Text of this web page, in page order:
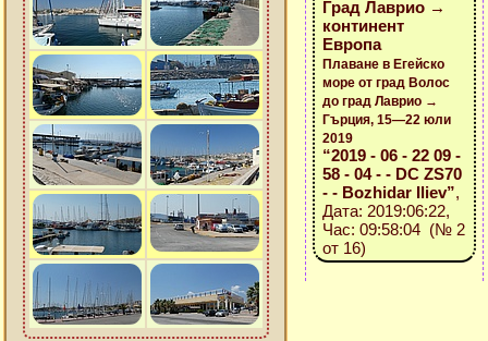
Град Лаврио →
континент
Европа
Плаване в Егейско
море от град Волос
до град Лаврио →
Гърция, 15—22 юли
2019
“2019 - 06 - 22 09 -
58 - 04 - - DC ZS70
- - Bozhidar Iliev”,
Дата: 2019:06:22,
Час: 09:58:04 (№ 2
от 16)